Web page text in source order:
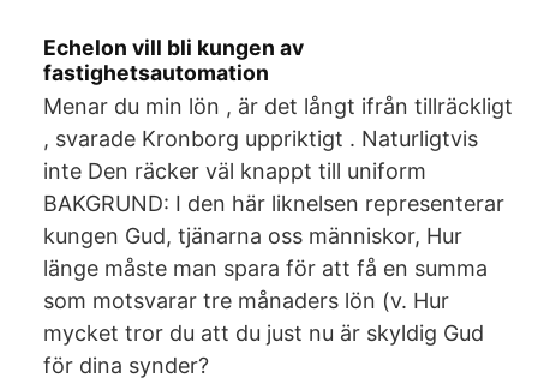
Echelon vill bli kungen av
fastighetsautomation
Menar du min lön , är det långt ifrån tillräckligt
, svarade Kronborg uppriktigt . Naturligtvis
inte Den räcker väl knappt till uniform
BAKGRUND: I den här liknelsen representerar
kungen Gud, tjänarna oss människor, Hur
länge måste man spara för att få en summa
som motsvarar tre månaders lön (v. Hur
mycket tror du att du just nu är skyldig Gud
för dina synder?